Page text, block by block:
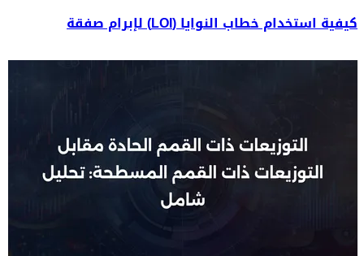
كيفية استخدام خطاب النوايا (LOI) لإبرام صفقة